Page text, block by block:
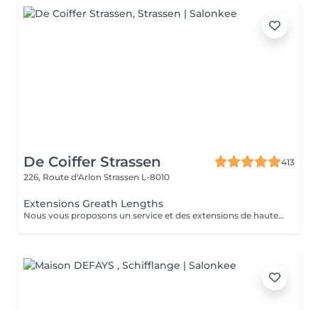
De Coiffer Strassen
413
226, Route d'Arlon Strassen L-8010
Extensions Greath Lengths
Nous vous proposons un service et des extensions de haute qualité, en collaborant avec la marque exclusive Great Lengths! En cas de questions veuillez appeler au +352 26 35 02 89 Devis gratuit!